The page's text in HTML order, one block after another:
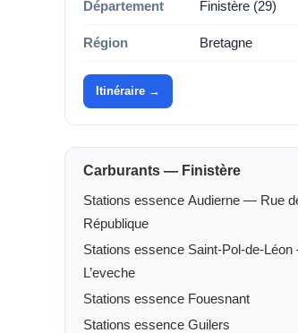
Département Finistère (29)
Région Bretagne
Itinéraire →
Carburants — Finistère
Stations essence Audierne — Rue
République
Stations essence Saint-Pol-de-
L’eveche
Stations essence Fouesnant
Stations essence Guilers